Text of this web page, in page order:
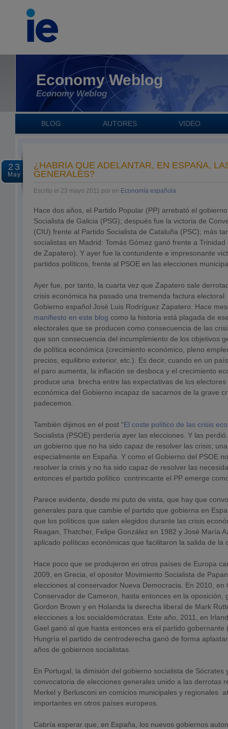
Economy Weblog
Economy Weblog
BLOG AUTORES VIDEO
23
May
¿HABRÍA QUE ADELANTAR, EN ESPAÑA,
GENERALES?
Escrito el 23 mayo 2011 por en Economía española
Hace dos años, el Partido Popular (PP) arrebató el
Socialista de Galicia (PSG); después fue la victoria de
(CIU) frente al Partido Socialista de Cataluña (PSC); más
socialistas en Madrid: Tomás Gómez ganó frente a
de Zapatero). Y ayer fue la contundente e impresonante
partidos políticos, frente al PSOE en las elecciones
Ayer fue, por tanto, la cuarta vez que Zapatero sale
crisis económica ha pasado una tremenda factura
Gobierno español José Luis Rodríguez Zapatero. Hace
manifiesto en este blog como la historia está plagada de
electorales que se producen como consecuencia de las
que son consecuencia del incumplimiento de los objetivos
de política económica (crecimiento económico, pleno
precios, equilibrio exterior, etc.). Es decir, cuando en un
el paro aumenta, la inflación se desboca y el crecimiento
produce una brecha entre las expectativas de los electores
económica del Gobierno incapaz de sacarnos de la grave
padecemos.
También dijimos en el post “El coste político de las crisis
Socialista (PSOE) perdería ayer las elecciones. Y las
un gobierno que no ha sido capaz de resolver las crisis;
especialmente en España. Y como el Gobierno del PSOE
resolver la crisis y no ha sido capaz de resolver las
entonces el partido político contrincante el PP emerge
Parece evidente, desde mi puto de vista, que hay que
generales para que cambie el partido que gobierna en
que los políticos que salen elegidos durante las crisis
Reagan, Thatcher, Felipe González en 1982 y José María
aplicado políticas económicas que facilitaron la salida de la
Hace poco que se produjeron en otros países de Europa
2009, en Grecia, el opositor Movimiento Socialista de
elecciones al conservador Nueva Democracia. En 2010, en
Conservador de Cameron, hasta entonces en la oposición,
Gordon Brown y en Holanda la derecha liberal de Mark
elecciones a los socialdemócratas. Este año, 2011, en
Gael ganó al que hasta entonces era el partido gobernante
Hungría el partido de centroderecha ganó de forma
años de gobiernos socialistas.
En Portugal, la dimisión del gobierno socialista de Sócrates
convocatoria de elecciones generales unido a las derrotas
Merkel y Berlusconi en comicios municipales y regionales
importantes en otros países europeos.
Cabría esperar que, en España, los nuevos gobiernos